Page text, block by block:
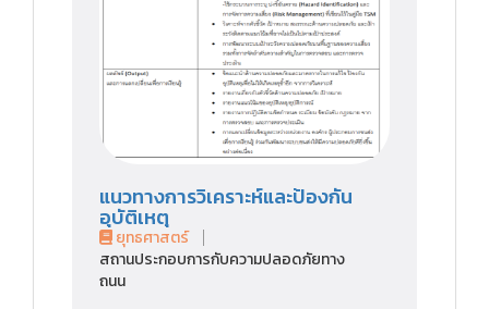
แนวทางการวิเคราะห์และป้องกัน
อุบัติเหตุ
ยุทธศาสตร์
สถานประกอบการกับความปลอดภัยทาง
ถนน